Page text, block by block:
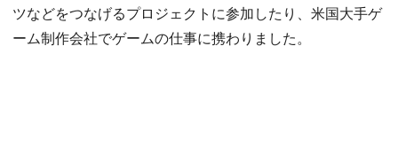
ツなどをつなげるプロジェクトに参加したり、米国大手ゲ
ーム制作会社でゲームの仕事に携わりました。